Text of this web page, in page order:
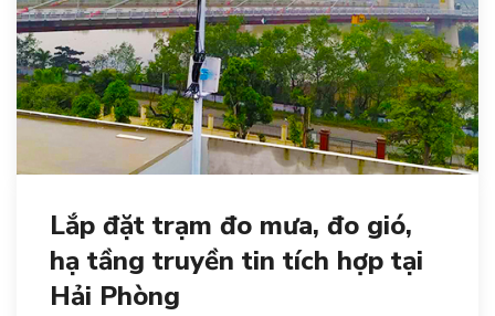
Lắp đặt trạm đo mưa, đo gió,
hạ tầng truyền tin tích hợp tại
Hải Phòng